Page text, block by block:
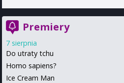
Premiery
7 sierpnia
Do utraty tchu
Homo sapiens?
Ice Cream Man